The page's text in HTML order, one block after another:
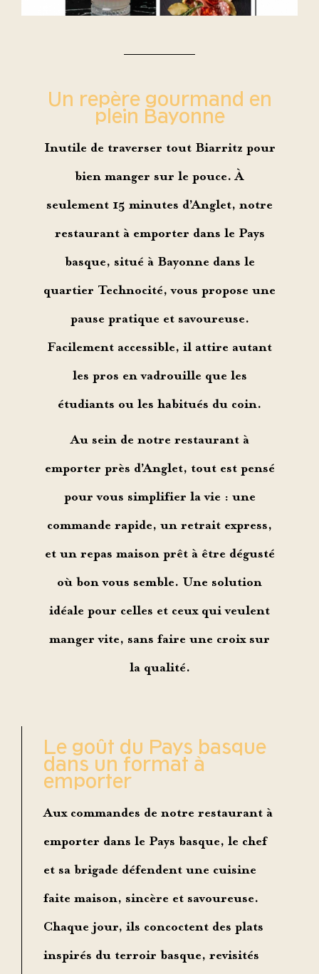
Un repère gourmand en
plein Bayonne
Inutile de traverser tout Biarritz pour
bien manger sur le pouce. À
seulement 15 minutes d’Anglet, notre
restaurant à emporter dans le Pays
basque, situé à Bayonne dans le
quartier Technocité, vous propose une
pause pratique et savoureuse.
Facilement accessible, il attire autant
les pros en vadrouille que les
étudiants ou les habitués du coin.
Au sein de notre restaurant à
emporter près d’Anglet, tout est pensé
pour vous simplifier la vie : une
commande rapide, un retrait express,
et un repas maison prêt à être dégusté
où bon vous semble. Une solution
idéale pour celles et ceux qui veulent
manger vite, sans faire une croix sur
la qualité.
Le goût du Pays basque
dans un format à
emporter
Aux commandes de notre restaurant à
emporter dans le Pays basque, le chef
et sa brigade défendent une cuisine
faite maison, sincère et savoureuse.
Chaque jour, ils concoctent des plats
inspirés du terroir basque, revisités